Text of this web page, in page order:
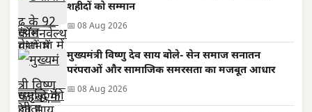
शहीदों को सम्मान
📅 08 Aug 2026
मुख्यमंत्री विष्णु देव साय बोले- सेन समाज सनातन
परंपराओं और सामाजिक समरसता का मजबूत आधार
📅 08 Aug 2026